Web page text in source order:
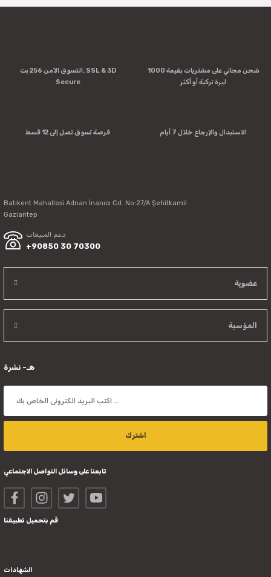
product's price, image, description, or any other insufficient
Missing information in the product description.
There should be other alternatives to this product.
Send
التسوق الآمن 256 بت. SSL & 3D
Secure
شحن مجاني على مشتريات بقيمة 1000
ليرة تركية أو أكثر
فرصة تسوق تصل إلى 12 قسط الاستبدال والإرجاع خلال 7 أيام
Batıkent Mahallesi Adnan İnanıcı Cd. No:27/A Şehitkamil
Gaziantep
دعم المبيعات
+90850 30 70300
عضوية
المؤسية
هـ- نشرة
اشترك
تابعنا على وسائل التواصل الاجتماعي
قم بتحميل تطبيقنا
الشهادات